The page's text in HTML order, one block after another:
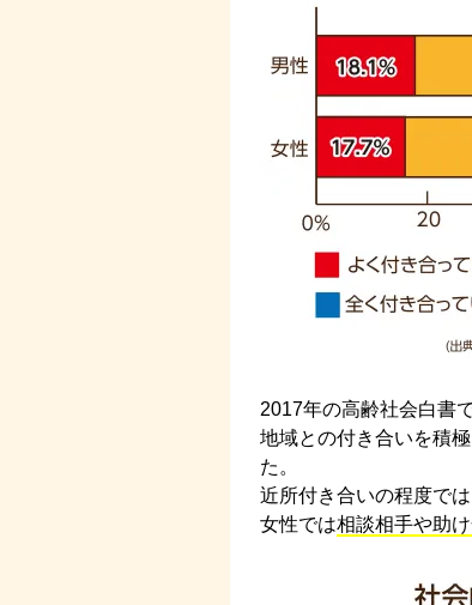
2017年の高齢社会白書
地域との付き合いを積
た。
近所付き合いの程度で
女性では相談相手や助